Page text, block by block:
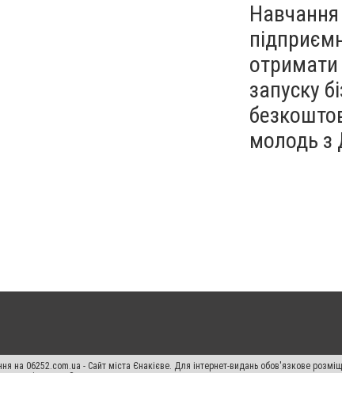
Навчання
запуску
молодь з
на 06252.com.ua - Сайт міста Єнакієве. Для інтернет-видань обов'язкове
переслідується Законом.